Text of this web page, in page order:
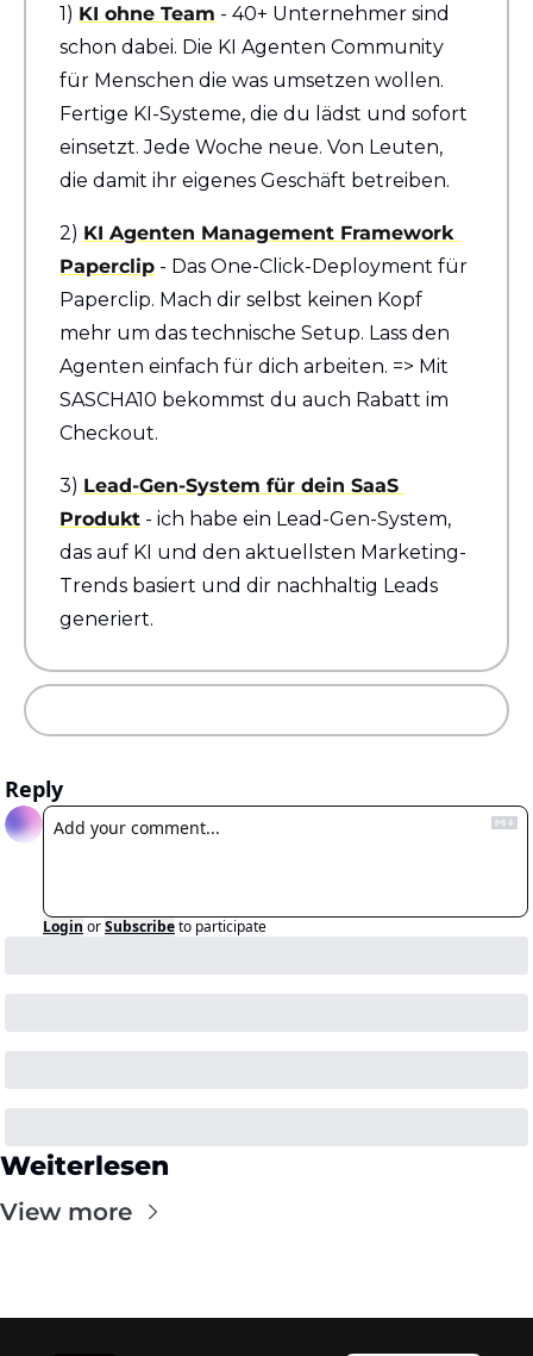
1) KI ohne Team - 40+ Unternehmer sind
schon dabei. Die KI Agenten Community
für Menschen die was umsetzen wollen.
Fertige KI-Systeme, die du lädst und sofort
einsetzt. Jede Woche neue. Von Leuten,
die damit ihr eigenes Geschäft betreiben.
2) KI Agenten Management Framework
Paperclip - Das One-Click-Deployment für
Paperclip. Mach dir selbst keinen Kopf
mehr um das technische Setup. Lass den
Agenten einfach für dich arbeiten. => Mit
SASCHA10 bekommst du auch Rabatt im
Checkout.
3) Lead-Gen-System für dein SaaS
Produkt - ich habe ein Lead-Gen-System,
das auf KI und den aktuellsten Marketing-
Trends basiert und dir nachhaltig Leads
generiert.
Reply
Login orSubscribeto participate
Weiterlesen
View more